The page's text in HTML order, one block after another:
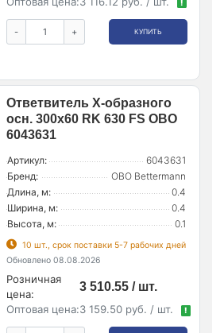
!
- + КУПИТЬ
Ответвитель Х-образного
осн. 300х60 RK 630 FS OBO
6043631
Артикул:
6043631
Бренд:
OBO Bettermann
Длина, м:
0.4
Ширина, м:
0.4
Высота, м:
0.1
10 шт., срок поставки 5-7 рабочих дней
Обновлено 08.08.2026
Розничная
цена:
3 510.55 / шт.
Оптовая цена:3 159.50 руб. / шт. !